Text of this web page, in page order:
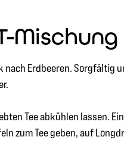
Erdbeeren.
Tee abkühlen lassen.
zum Tee geben, auf